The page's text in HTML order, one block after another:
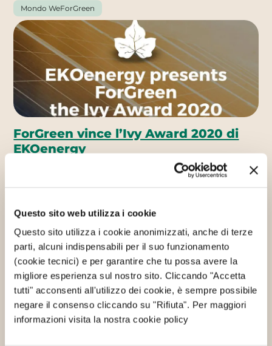
Questo sito web utilizza i cookie
Questo sito utilizza i cookie anonimizzati, anche di terze
parti, alcuni indispensabili per il suo funzionamento
(cookie tecnici) e per garantire che tu possa avere la
migliore esperienza sul nostro sito. Cliccando "Accetta
tutti" acconsenti all'utilizzo dei cookie, è sempre possibile
negare il consenso cliccando su "Rifiuta". Per maggiori
informazioni visita la nostra cookie policy
Mondo WeForGreen
ForGreen vince l’Ivy Award 2020 di
EKOenergy
Si tratta del prestigioso premio
orgogliosi…
Continua
Mondo WeForGreen